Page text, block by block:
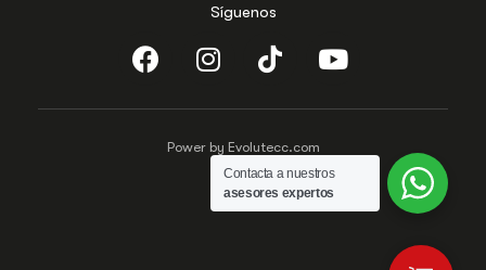
Síguenos
Power by Evolutecc.com
Contacta a nuestros
asesores expertos